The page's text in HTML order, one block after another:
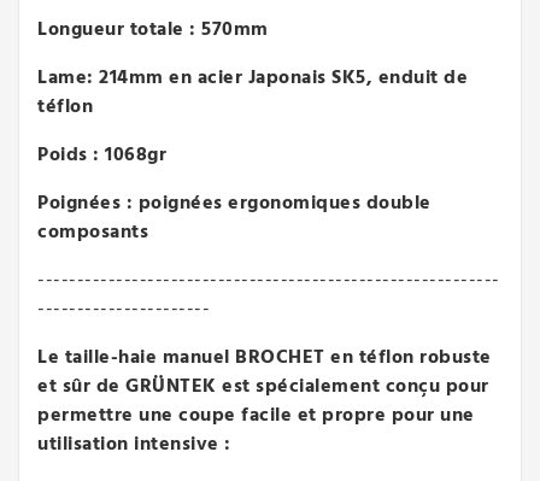
Longueur totale : 570mm
Lame: 214mm en acier Japonais SK5, enduit de
téflon
Poids : 1068gr
Poignées : poignées ergonomiques double
composants
-----------------------------------------------------------
----------------------
Le taille-haie manuel BROCHET en téflon robuste
et sûr de GRÜNTEK est spécialement conçu pour
permettre une coupe facile et propre pour une
utilisation intensive :